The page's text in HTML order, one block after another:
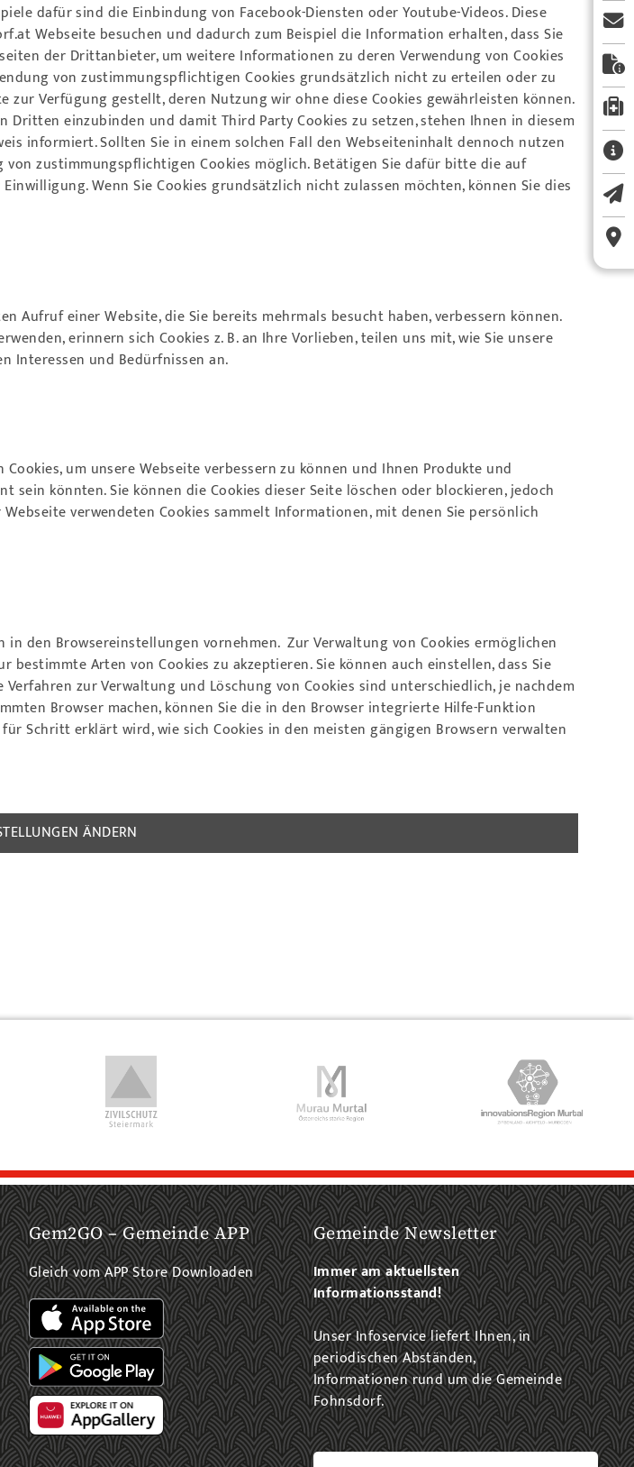
dafür sind die Einbindung von Facebook-Diensten oder Youtube-Videos. Diese
Webseite besuchen und dadurch zum Beispiel die Information erhalten, dass Sie
der Drittanbieter, um weitere Informationen zu deren Verwendung von Cookies
von zustimmungspflichtigen Cookies grundsätzlich nicht zu erteilen oder zu
Verfügung gestellt, deren Nutzung wir ohne diese Cookies gewährleisten können.
einzubinden und damit Third Party Cookies zu setzen, stehen Ihnen in diesem
informiert. Sollten Sie in einem solchen Fall den Webseiteninhalt dennoch nutzen
zustimmungspflichtigen Cookies möglich. Betätigen Sie dafür bitte die auf
Wenn Sie Cookies grundsätzlich nicht zulassen möchten, können Sie dies
Aufruf einer Website, die Sie bereits mehrmals besucht haben, verbessern können.
erinnern sich Cookies z. B. an Ihre Vorlieben, teilen uns mit, wie Sie unsere
Interessen und Bedürfnissen an.
um unsere Webseite verbessern zu können und Ihnen Produkte und
könnten. Sie können die Cookies dieser Seite löschen oder blockieren, jedoch
verwendeten Cookies sammelt Informationen, mit denen Sie persönlich
den Browsereinstellungen vornehmen. Zur Verwaltung von Cookies ermöglichen
Arten von Cookies zu akzeptieren. Sie können auch einstellen, dass Sie
zur Verwaltung und Löschung von Cookies sind unterschiedlich, je nachdem
Browser machen, können Sie die in den Browser integrierte Hilfe-Funktion
Schritt erklärt wird, wie sich Cookies in den meisten gängigen Browsern verwalten
ÄNDERN
Gem2GO – Gemeinde APP
Gleich vom APP Store Downloaden
Gemeinde Newsletter
Immer am aktuellsten
Informationsstand!
Unser Infoservice liefert Ihnen, in
periodischen Abständen,
Informationen rund um die Gemeinde
Fohnsdorf.